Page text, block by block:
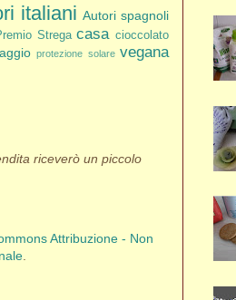
italiani Autori spagnoli
Strega casa cioccolato
protezione solare vegana
riceverò un piccolo
Attribuzione - Non